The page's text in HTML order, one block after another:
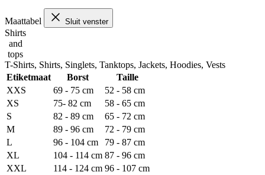
Maattabel Sluit venster
Shirts
and
tops
T-Shirts, Shirts, Singlets, Tanktops, Jackets, Hoodies, Vests
Etiketmaat
Borst
Taille
XXS
69 - 75 cm
52 - 58 cm
XS
75- 82 cm
58 - 65 cm
S
82 - 89 cm
65 - 72 cm
M
89 - 96 cm
72 - 79 cm
L
96 - 104 cm
79 - 87 cm
XL
104 - 114 cm 87 - 96 cm
XXL
114 - 124 cm 96 - 107 cm